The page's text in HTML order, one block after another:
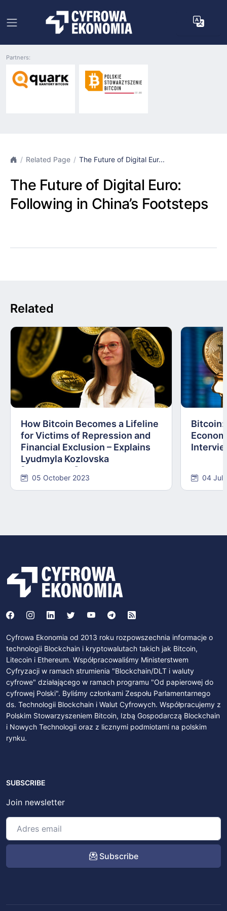
Partners:
Related Page The Future of Digital Eur...
The Future of Digital Euro:
Following in China’s Footsteps
Related
How Bitcoin Becomes a Lifeline
for Victims of Repression and
Financial Exclusion – Explains
Lyudmyla Kozlovska
05 October 2023
Bitcoin:
04
Cyfrowa Ekonomia od 2013 roku rozpowszechnia informacje o
technologii Blockchain i kryptowalutach takich jak Bitcoin,
Litecoin i Ethereum. Współpracowaliśmy Ministerstwem
Cyfryzacji w ramach strumienia "Blockchain/DLT i waluty
cyfrowe" działającego w ramach programu "Od papierowej do
cyfrowej Polski". Byliśmy członkami Zespołu Parlamentarnego
ds. Technologii Blockchain i Walut Cyfrowych. Współpracujemy z
Polskim Stowarzyszeniem Bitcoin, Izbą Gospodarczą Blockchain
i Nowych Technologii oraz z licznymi podmiotami na polskim
rynku.
SUBSCRIBE
Join newsletter
Subscribe